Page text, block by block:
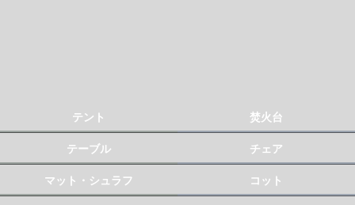
テント 焚火台
テーブル チェア
マット・シュラフ コット